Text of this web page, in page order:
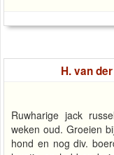
H. van
Ruwharige jack
weken oud. Groeien
hond en nog div.